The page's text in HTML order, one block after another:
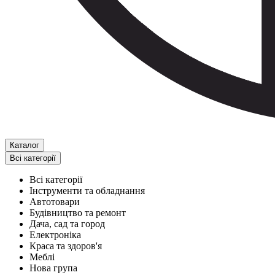
Каталог
Всі категорії
Всі категорії
Інструменти та обладнання
Автотовари
Будівництво та ремонт
Дача, сад та город
Електроніка
Краса та здоров'я
Меблі
Нова група